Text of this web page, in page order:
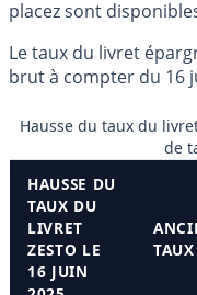
placez sont
Le taux du livret
brut à compter du 16
Hausse du taux du
de
HAUSSE DU
TAUX DU
LIVRET
ZESTO LE
16 JUIN
TAUX